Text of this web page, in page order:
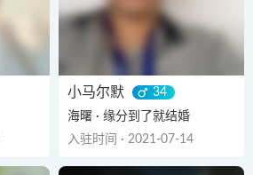
小马尔默
34
海曙 · 缘分到了就结婚
入驻时间 · 2021-07-14